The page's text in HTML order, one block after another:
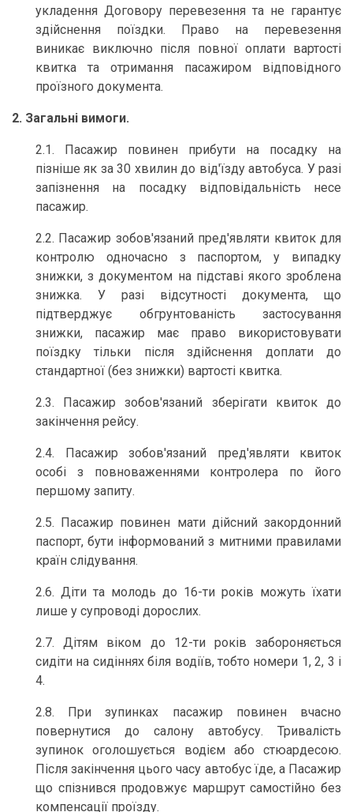
укладення Договору перевезення та не гарантує
здійснення поїздки. Право на перевезення
виникає виключно після повної оплати вартості
квитка та отримання пасажиром відповідного
проїзного документа.
2. Загальні вимоги.
2.1. Пасажир повинен прибути на посадку на
пізніше як за 30 хвилин до від'їзду автобуса. У разі
запізнення на посадку відповідальність несе
пасажир.
2.2. Пасажир зобов'язаний пред'являти квиток для
контролю одночасно з паспортом, у випадку
знижки, з документом на підставі якого зроблена
знижка. У разі відсутності документа, що
підтверджує обгрунтованість застосування
знижки, пасажир має право використовувати
поїздку тільки після здійснення доплати до
стандартної (без знижки) вартості квитка.
2.3. Пасажир зобов'язаний зберігати квиток до
закінчення рейсу.
2.4. Пасажир зобов'язаний пред'являти квиток
особі з повноваженнями контролера по його
першому запиту.
2.5. Пасажир повинен мати дійсний закордонний
паспорт, бути інформований з митними правилами
країн слідування.
2.6. Діти та молодь до 16-ти років можуть їхати
лише у супроводі дорослих.
2.7. Дітям віком до 12-ти років забороняється
сидіти на сидіннях біля водіїв, тобто номери 1, 2, 3 і
4.
2.8. При зупинках пасажир повинен вчасно
повернутися до салону автобусу. Тривалість
зупинок оголошується водієм або стюардесою.
Після закінчення цього часу автобус їде, а Пасажир
що спізнився продовжує маршрут самостійно без
компенсації проїзду.